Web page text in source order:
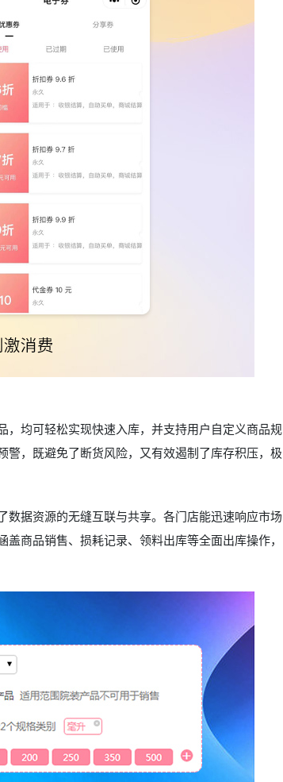
均可轻松实现快速入库，并支持用户自定义商品规
，既避免了断货风险，又有效遏制了库存积压，极
据资源的无缝互联与共享。各门店能迅速响应市场
商品销售、损耗记录、领料出库等全面出库操作，